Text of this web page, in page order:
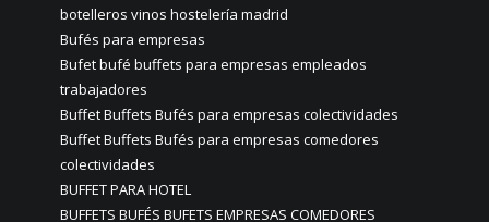
botelleros vinos hostelería madrid
Bufés para empresas
Bufet bufé buffets para empresas empleados
trabajadores
Buffet Buffets Bufés para empresas colectividades
Buffet Buffets Bufés para empresas comedores
colectividades
BUFFET PARA HOTEL
BUFFETS BUFÉS BUFETS EMPRESAS COMEDORES